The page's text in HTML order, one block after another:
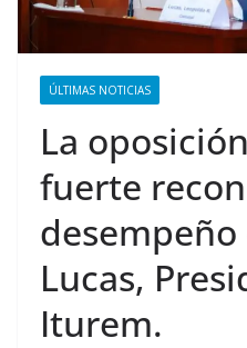
ÚLTIMAS NOTICIAS
La
fuerte
Lucas,
Iturem.